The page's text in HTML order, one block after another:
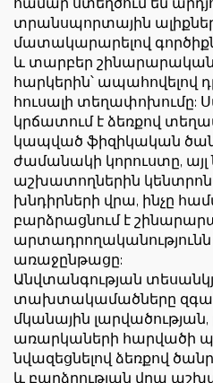
համար ստեղծում են
տրանսպորտային
մատակարարելով
և տարբեր շինարարական
հարկերին՝
հուսալի տեղափոխումը:
կրճատում է ձեռքով
կապված ֆիզիկական
ժամանակի կորուստը, այլ
աշխատողներին
խնդիրների վրա, ինչը
բարձրացնում է
առաջընթացը:
Անվտանգության
տախտակամածները
մկանային լարվածության,
առարկաների հարվածի
նվազեցնելով ձեռքով